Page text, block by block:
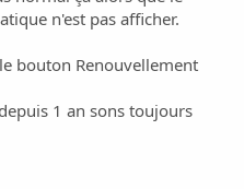
n'est pas afficher.
bouton Renouvellement
1 an sons toujours